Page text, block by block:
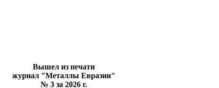
Вышел из печати
журнал "Металлы Евразии"
№ 3 за 2026 г.